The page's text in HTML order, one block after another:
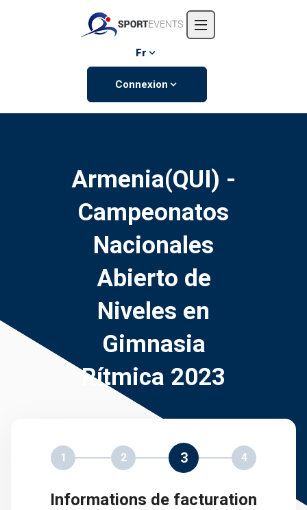
L'entreprise
Événements
Fr
Connexion
Armenia(QUI) -
Campeonatos
Nacionales
Abierto de
Niveles en
Gimnasia
Rítmica 2023
1 2 3 4
Informations de facturation